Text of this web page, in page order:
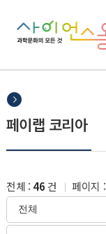
페이랩 코리아
전체 : 46건 페이지 :